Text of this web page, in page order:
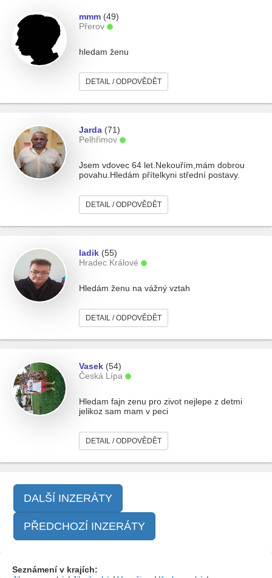
mmm (49)
Přerov
hledam ženu
DETAIL / ODPOVĚDĚT
Jarda (71)
Pelhřimov
Jsem vdovec 64 let.Nekouřím,mám dobrou
povahu.Hledám přítelkyni střední postavy.
DETAIL / ODPOVĚDĚT
ladik (55)
Hradec Králové
Hledám ženu na vážný vztah
DETAIL / ODPOVĚDĚT
Vasek (54)
Česká Lípa
Hledam fajn zenu pro zivot nejlepe z detmi
jelikoz sam mam v peci
DETAIL / ODPOVĚDĚT
DALŠÍ INZERÁTY
PŘEDCHOZÍ INZERÁTY
Seznámení v krajích: